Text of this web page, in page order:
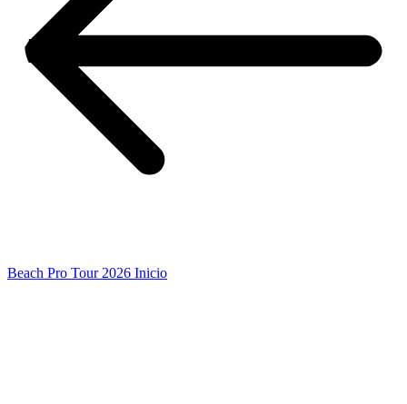
Beach Pro Tour 2026 Inicio